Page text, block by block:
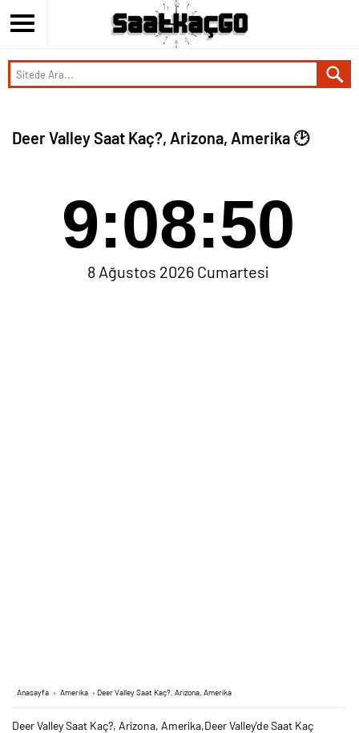
Deer Valley Saat Kaç?, Arizona, Amerika 🕑
9:08:50
8 Ağustos 2026 Cumartesi
Anasayfa › Amerika › Deer Valley Saat Kaç?, Arizona, Amerika
Deer Valley Saat Kaç?, Arizona, Amerika,Deer Valley'de Saat Kaç